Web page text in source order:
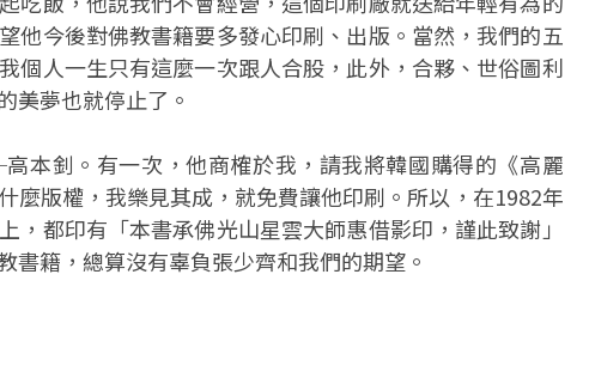
他今後對佛教書籍要多發心印刷、出版。當然，我們的五
個人一生只有這麼一次跟人合股，此外，合夥、世俗圖利
美夢也就停止了。
本釗。有一次，他商榷於我，請我將韓國購得的《高麗
麼版權，我樂見其成，就免費讓他印刷。所以，在1982年
，都印有「本書承佛光山星雲大師惠借影印，謹此致謝」
書籍，總算沒有辜負張少齊和我們的期望。